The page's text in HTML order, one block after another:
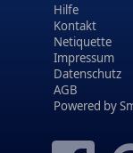
Hilfe
Kontakt
Netiquette
Impressum
Datenschutz
AGB
Powered by